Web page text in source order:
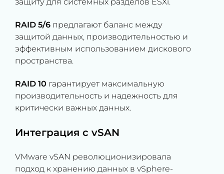
RAID 5/6 предлагают баланс между
защитой данных, производительностью и
эффективным использованием дискового
пространства.
RAID 10 гарантирует максимальную
производительность и надежность для
критически важных данных.
Интеграция с vSAN
VMware vSAN революционизировала
подход к хранению данных в vSphere-